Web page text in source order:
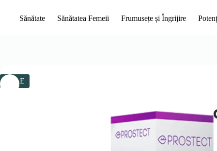
Sănătate Sănătatea Femeii Frumusețe și Îngrijire
SALE